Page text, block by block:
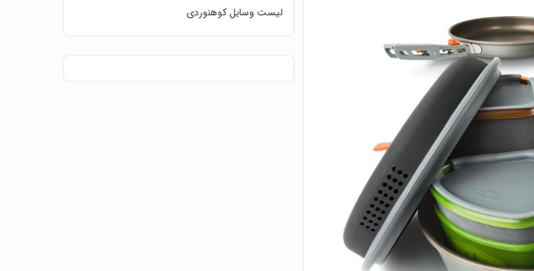
لیست وسایل کوهنوردی